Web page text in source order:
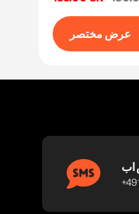
البيع
عرض مختصر
اب